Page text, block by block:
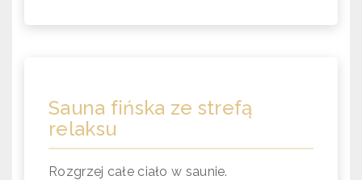
Sauna fińska ze strefą
relaksu
Rozgrzej całe ciało w saunie.